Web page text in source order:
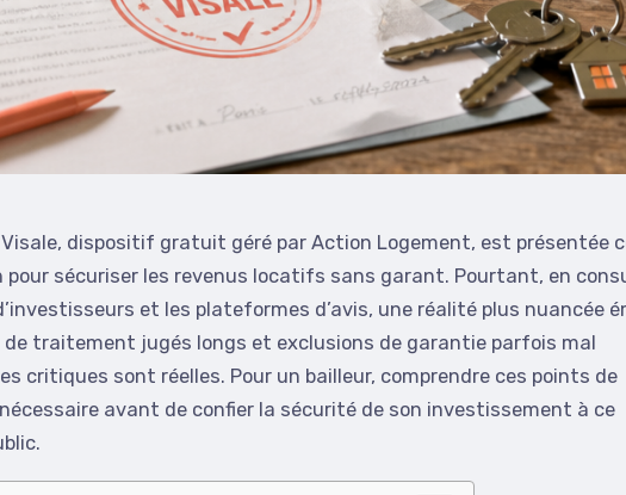
dispositif gratuit géré par Action Logement, est présentée
pour sécuriser les revenus locatifs sans garant. Pourtant, en
et les plateformes d’avis, une réalité plus nuancée
de traitement jugés longs et exclusions de garantie parfois mal
critiques sont réelles. Pour un bailleur, comprendre ces points de
avant de confier la sécurité de son investissement à ce